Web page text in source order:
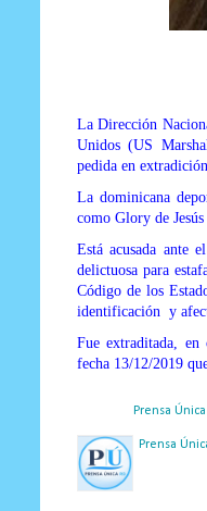
La Dirección
Unidos (US
pedida en
La dominicana
como Glory de
Está acusada ante
delictuosa para
Código de los
identificación y
Fue extraditada,
fecha 13/12/2019
Prensa Única
Prensa